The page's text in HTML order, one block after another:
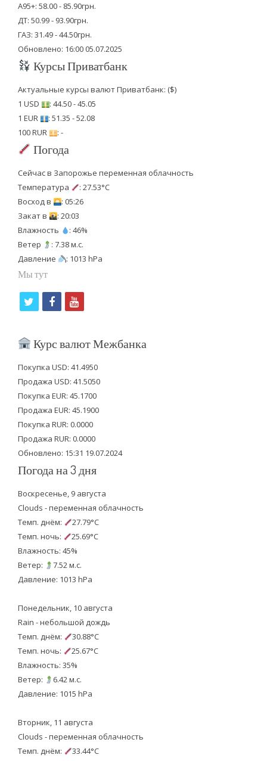
А95+: 58.00 - 85.90грн.
ДТ: 50.99 - 93.90грн.
ГАЗ: 31.49 - 44.50грн.
Обновлено: 16:00 05.07.2025
Курсы Приватбанк
Актуальные курсы валют Приватбанк: ($)
1 USD
: 44.50 - 45.05
1 EUR
: 51.35 - 52.08
100 RUR
: -
Погода
Сейчас в Запорожье переменная облачность
Температура
: 27.53°C
Восход в
: 05:26
Закат в
: 20:03
Влажность
: 46%
Ветер
: 7.38 м.с.
Давление
: 1013 hPa
Мы тут
i
t
e
r
f
c
b
o
o
k
y
u
u
b
e
Курс валют Межбанка
Покупка USD: 41.4950
Продажа USD: 41.5050
Покупка EUR: 45.1700
Продажа EUR: 45.1900
Покупка RUR: 0.0000
Продажа RUR: 0.0000
Обновлено: 15:31 19.07.2024
Погода на 3 дня
Воскресенье, 9 августа
Clouds - переменная облачность
Темп. днём:
27.79°C
Темп. ночь:
25.69°C
Влажность: 45%
Ветер:
7.52 м.с.
Давление: 1013 hPa
Понедельник, 10 августа
Rain - небольшой дождь
Темп. днём:
30.88°C
Темп. ночь:
25.67°C
Влажность: 35%
Ветер:
6.42 м.с.
Давление: 1015 hPa
Вторник, 11 августа
Clouds - переменная облачность
Темп. днём:
33.44°C